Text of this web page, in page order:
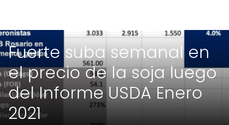
Fuerte suba semanal en
el precio de la soja luego
del Informe USDA Enero
2021